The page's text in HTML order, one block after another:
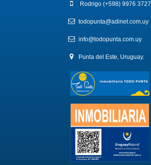
Rodrigo (+598) 9976 3727
todopunta@adinet.com.uy
info@todopunta.com.uy
Punta del Este, Uruguay.